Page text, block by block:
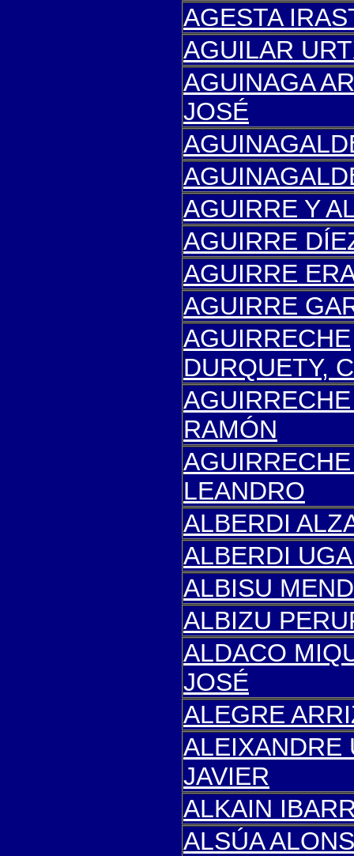
AGESTA
AGUILAR
AGUINAGA
JOSÉ
AGUIRRE Y
AGUIRRE
AGUIRRE
AGUIRRE
AGUIRRECHE
DURQUETY,
AGUIRRE
RAMÓN
LEANDRO
ALBERDI
ALBERDI
ALBISU
ALBIZU
ALDACO
JOSÉ
ALEGRE
ALEIXANDRE
JAVIER
ALKAIN
ALSÚA